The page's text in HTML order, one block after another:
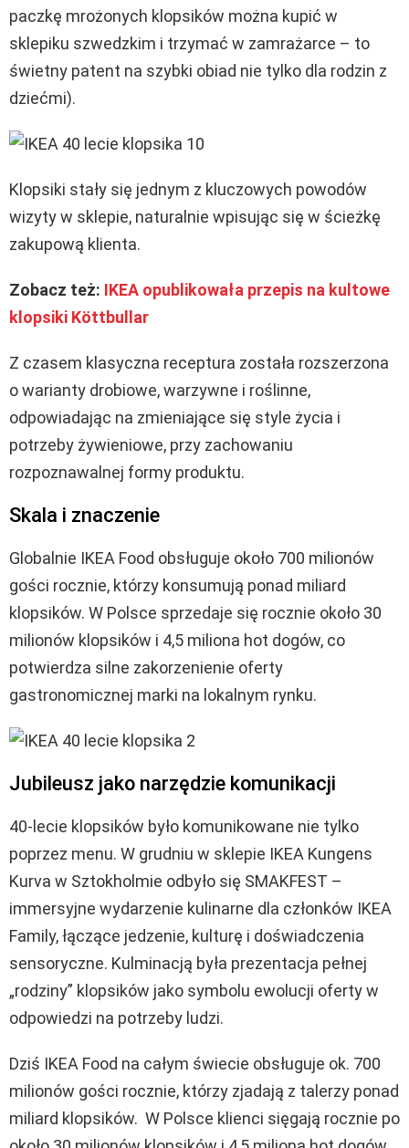
paczkę mrożonych klopsików można kupić w
sklepiku szwedzkim i trzymać w zamrażarce – to
świetny patent na szybki obiad nie tylko dla rodzin z
dziećmi).
Klopsiki stały się jednym z kluczowych powodów
wizyty w sklepie, naturalnie wpisując się w ścieżkę
zakupową klienta.
Zobacz też: IKEA opublikowała przepis na kultowe
klopsiki Köttbullar
Z czasem klasyczna receptura została rozszerzona
o warianty drobiowe, warzywne i roślinne,
odpowiadając na zmieniające się style życia i
potrzeby żywieniowe, przy zachowaniu
rozpoznawalnej formy produktu.
Skala i znaczenie
Globalnie IKEA Food obsługuje około 700 milionów
gości rocznie, którzy konsumują ponad miliard
klopsików. W Polsce sprzedaje się rocznie około 30
milionów klopsików i 4,5 miliona hot dogów, co
potwierdza silne zakorzenienie oferty
gastronomicznej marki na lokalnym rynku.
Jubileusz jako narzędzie komunikacji
40-lecie klopsików było komunikowane nie tylko
poprzez menu. W grudniu w sklepie IKEA Kungens
Kurva w Sztokholmie odbyło się SMAKFEST –
immersyjne wydarzenie kulinarne dla członków IKEA
Family, łączące jedzenie, kulturę i doświadczenia
sensoryczne. Kulminacją była prezentacja pełnej
„rodziny” klopsików jako symbolu ewolucji oferty w
odpowiedzi na potrzeby ludzi.
Dziś IKEA Food na całym świecie obsługuje ok. 700
milionów gości rocznie, którzy zjadają z talerzy ponad
miliard klopsików. W Polsce klienci sięgają rocznie po